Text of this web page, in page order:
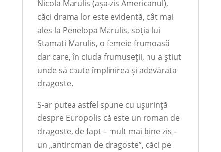
Nicola Marulis (așa-zis Americanul),
căci drama lor este evidentă, cât mai
ales la Penelopa Marulis, soția lui
Stamati Marulis, o femeie frumoasă
dar care, în ciuda frumuseții, nu a știut
unde să caute împlinirea și adevărata
dragoste.
S-ar putea astfel spune cu ușurință
despre Europolis că este un roman de
dragoste, de fapt – mult mai bine zis –
un „antiroman de dragoste”, căci pe